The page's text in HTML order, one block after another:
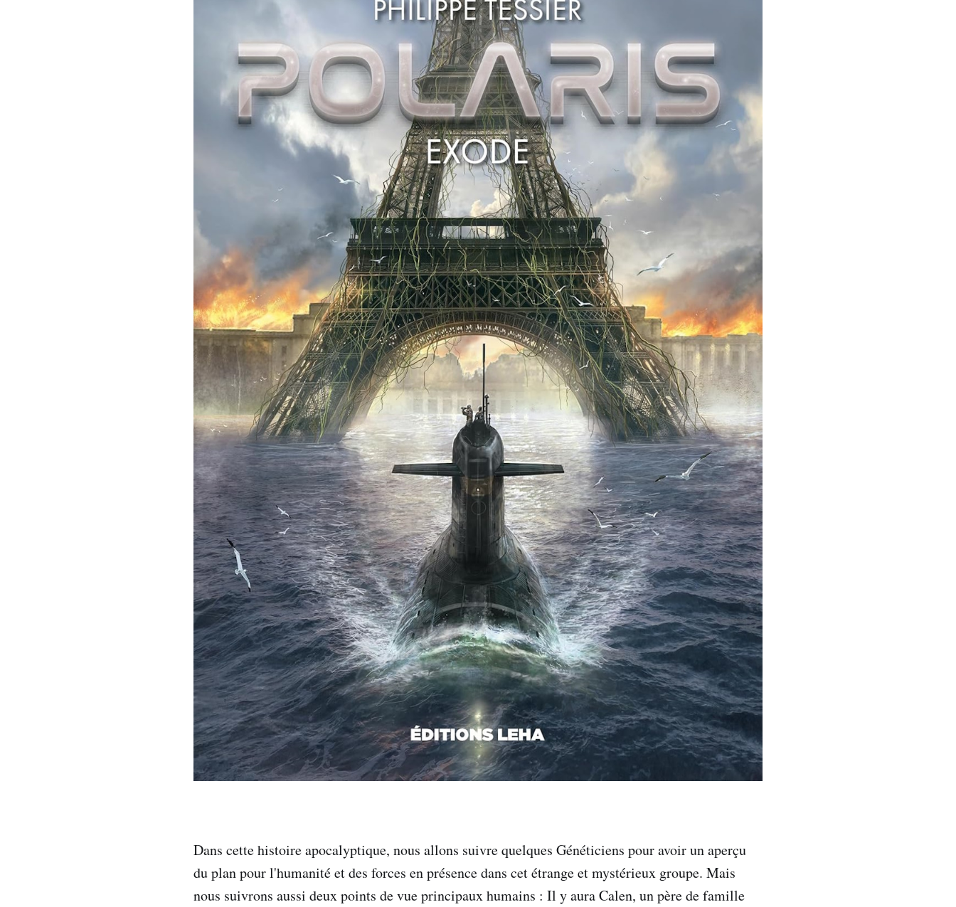
Dans cette histoire apocalyptique, nous allons suivre quelques Généticiens pour avoir un aperçu
du plan pour l'humanité et des forces en présence dans cet étrange et mystérieux groupe. Mais
nous suivrons aussi deux points de vue principaux humains : Il y aura Calen, un père de famille